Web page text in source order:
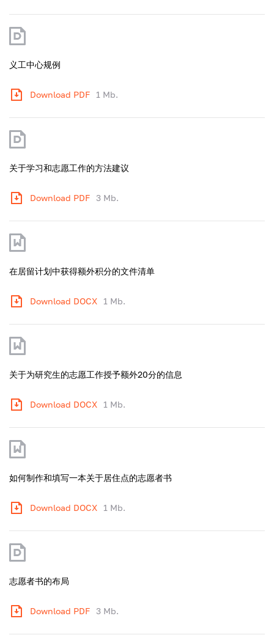
义工中心规例
Download PDF 1 Mb.
关于学习和志愿工作的方法建议
Download PDF 3 Mb.
在居留计划中获得额外积分的文件清单
Download DOCX 1 Mb.
关于为研究生的志愿工作授予额外20分的信息
Download DOCX 1 Mb.
如何制作和填写一本关于居住点的志愿者书
Download DOCX 1 Mb.
志愿者书的布局
Download PDF 3 Mb.